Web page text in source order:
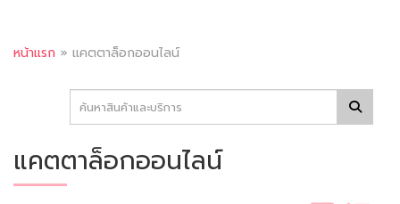
หน้าแรก » แคตตาล็อกออนไลน์
แคตตาล็อกออนไลน์